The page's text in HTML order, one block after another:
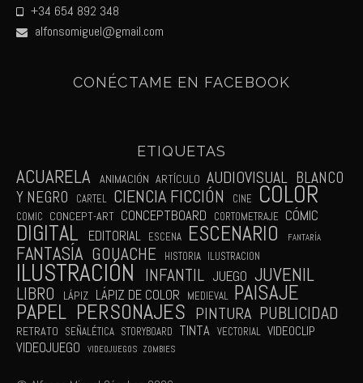
+34 654 892 348
alfonsomiguel@gmail.com
CONÉCTAME EN FACEBOOK
ETIQUETAS
ACUARELA ANIMACIÓN ARTÍCULO AUDIOVISUAL BLANCO
Y NEGRO
CARTEL CIENCIA FICCIÓN CINE COLOR
COMIC CONCEPT-ART CONCEPTBOARD CORTOMETRAJE CÓMIC
DIGITAL EDITORIAL ESCENA ESCENARIO FANTARÍA
FANTASÍA GOUACHE HISTORIA ILUSTRACION
ILUSTRACIÓN INFANTIL JUEGO JUVENIL
LIBRO LÁPIZ LÁPIZ DE COLOR MEDIEVAL PAISAJE
PAPEL PERSONAJES PINTURA PUBLICIDAD
RETRATO SEÑALÉTICA STORYBOARD TINTA VECTORIAL VIDEOCLIP
VIDEOJUEGO VIDEOJUEGOS ZOMBIES